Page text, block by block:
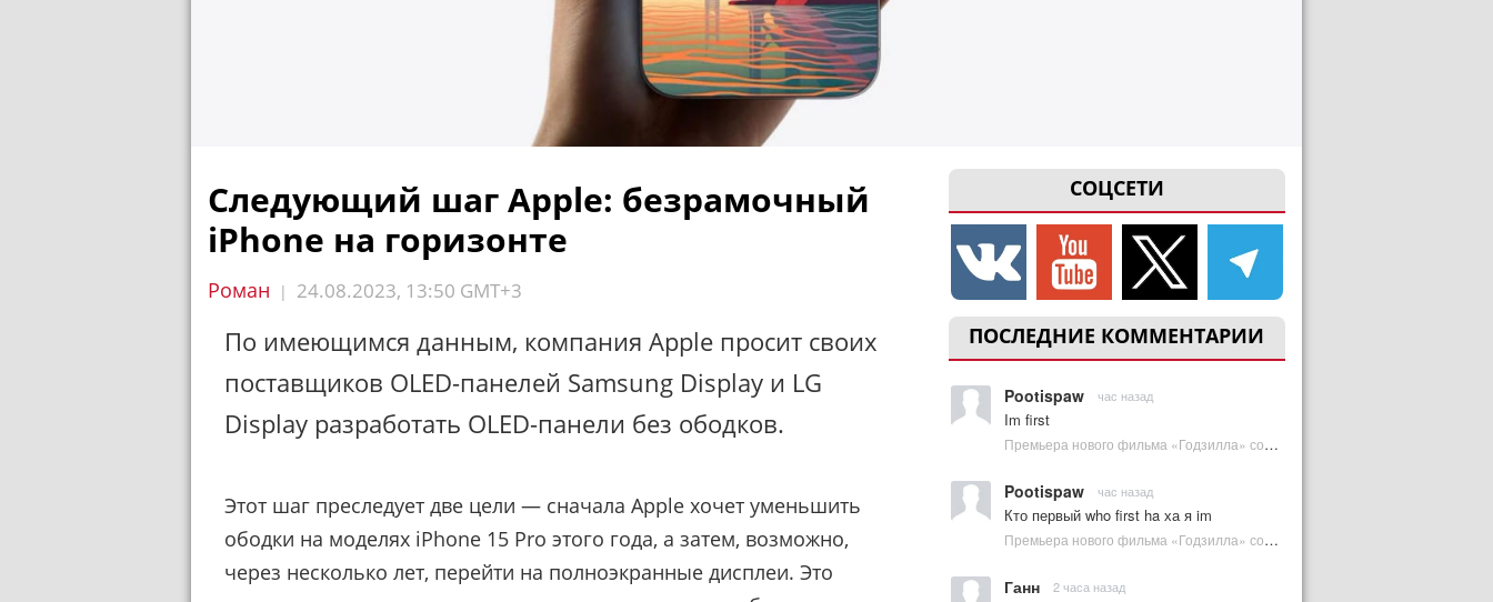
СОЦСЕТИ
ПОСЛЕДНИЕ КОММЕНТАРИИ
Pootispaw час назад
Im first
Премьера нового фильма «Годзилла» состоится за месяц до выхода — студия уверена в качестве | Plugged In Ru
Pootispaw час назад
Кто первый who first ha ха я im
Премьера нового фильма «Годзилла» состоится за месяц до выхода — студия уверена в качестве | Plugged In Ru
Ганн 2 часа назад
Следующий шаг Apple: безрамочный
iPhone на горизонте
Роман | 24.08.2023, 13:50 GMT+3
По имеющимся данным, компания Apple просит своих
поставщиков OLED-панелей Samsung Display и LG
Display разработать OLED-панели без ободков.
Этот шаг преследует две цели — сначала Apple хочет уменьшить
ободки на моделях iPhone 15 Pro этого года, а затем, возможно,
через несколько лет, перейти на полноэкранные дисплеи. Это